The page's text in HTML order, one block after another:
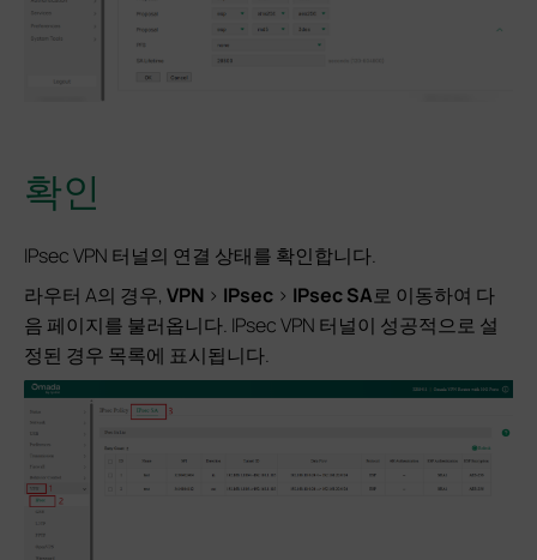
확인
IPsec VPN 터널의 연결 상태를 확인합니다.
라우터 A의 경우, VPN > IPsec > IPsec SA로 이동하여 다
음 페이지를 불러옵니다. IPsec VPN 터널이 성공적으로 설
정된 경우 목록에 표시됩니다.